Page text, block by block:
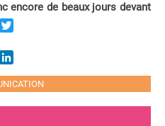
encore de beaux jours devant